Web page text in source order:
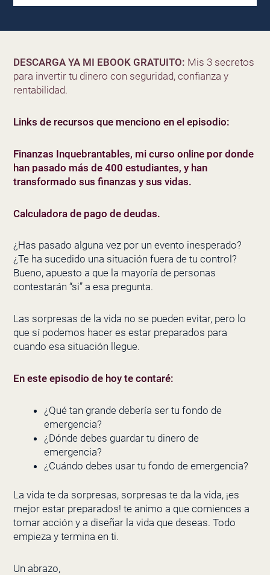
DESCARGA YA MI EBOOK GRATUITO: Mis 3 secretos
para invertir tu dinero con seguridad, confianza y
rentabilidad.
Links de recursos que menciono en el episodio:
Finanzas Inquebrantables, mi curso online por donde
han pasado más de 400 estudiantes, y han
transformado sus finanzas y sus vidas.
Calculadora de pago de deudas.
¿Has pasado alguna vez por un evento inesperado?
¿Te ha sucedido una situación fuera de tu control?
Bueno, apuesto a que la mayoría de personas
contestarán “si” a esa pregunta.
Las sorpresas de la vida no se pueden evitar, pero lo
que sí podemos hacer es estar preparados para
cuando esa situación llegue.
En este episodio de hoy te contaré:
¿Qué tan grande debería ser tu fondo de
emergencia?
¿Dónde debes guardar tu dinero de
emergencia?
¿Cuándo debes usar tu fondo de emergencia?
La vida te da sorpresas, sorpresas te da la vida, ¡es
mejor estar preparados! te animo a que comiences a
tomar acción y a diseñar la vida que deseas. Todo
empieza y termina en ti.
Un abrazo,